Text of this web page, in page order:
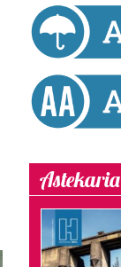
Astekaria